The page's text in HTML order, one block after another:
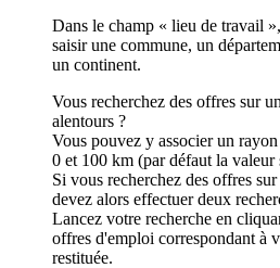
Dans le champ « lieu de travail
saisir une commune, un
un continent.
Vous recherchez des offres sur
alentours ?
Vous pouvez y associer un
0 et 100 km (par défaut la valeur
Si vous recherchez des offres
devez alors effectuer deux
Lancez votre recherche en
offres d'emploi correspondant à
restituée.